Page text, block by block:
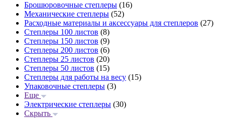
Брошюровочные степлеры (16)
Механические степлеры (52)
Расходные материалы и аксессуары для степлеров (27)
Степлеры 100 листов (8)
Степлеры 150 листов (9)
Степлеры 200 листов (6)
Степлеры 25 листов (20)
Степлеры 50 листов (15)
Степлеры для работы на весу (15)
Упаковочные степлеры (3)
Еще
Электрические степлеры (30)
Скрыть